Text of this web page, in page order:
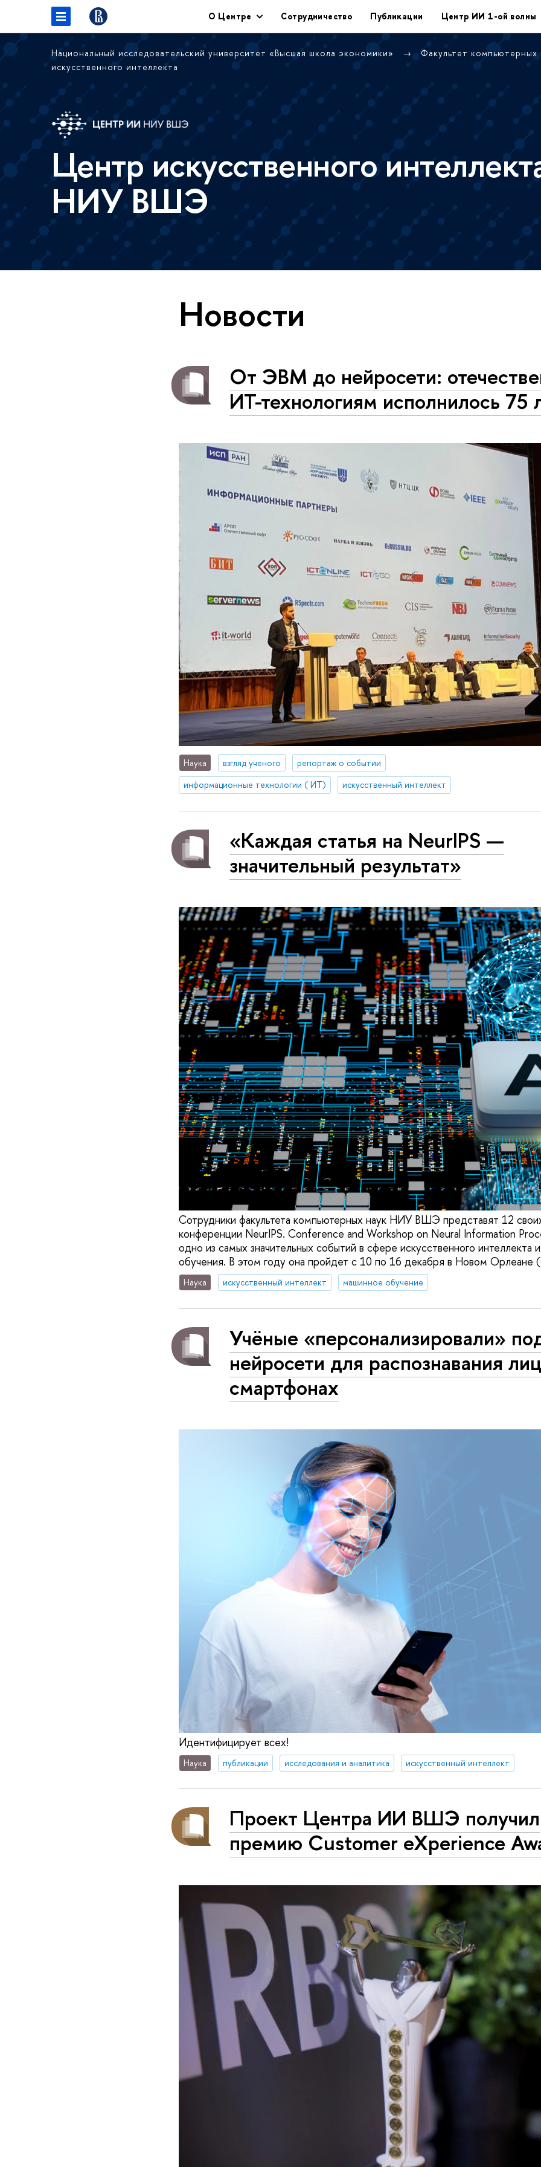
О Центре Сотрудничество Публикации Центр ИИ 1-ой волны
Национальный исследовательский университет «Высшая школа экономики»
Факультет компьютерных
искусственного интеллекта
Центр искусственного
НИУ ВШЭ
Новости
От ЭВМ до нейросети:
ИТ-технологиям исполнилось 75
Наука взгляд ученого
репортаж о событии
информационные технологии ( ИТ)
искусственный интеллект
«Каждая статья на NeurIPS —
значительный результат»
Сотрудники факультета компьютерных наук НИУ ВШЭ представят 12
конференции NeurIPS. Conference and Workshop on Neural Information
одно из самых значительных событий в сфере искусственного интеллекта
обучения. В этом году она пройдет с 10 по 16 декабря в Новом
Наука искусственный интеллект машинное обучение
Учёные «персонализировали»
нейросети для распознавания
смартфонах
Идентифицирует всех!
Наука публикации исследования и аналитика искусственный интеллект
Проект Центра ИИ ВШЭ получил
премию Customer eXperience